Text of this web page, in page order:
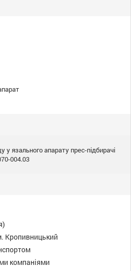
у язального апарату прес-підбирачі
004.03
Кропивницький
компаніями